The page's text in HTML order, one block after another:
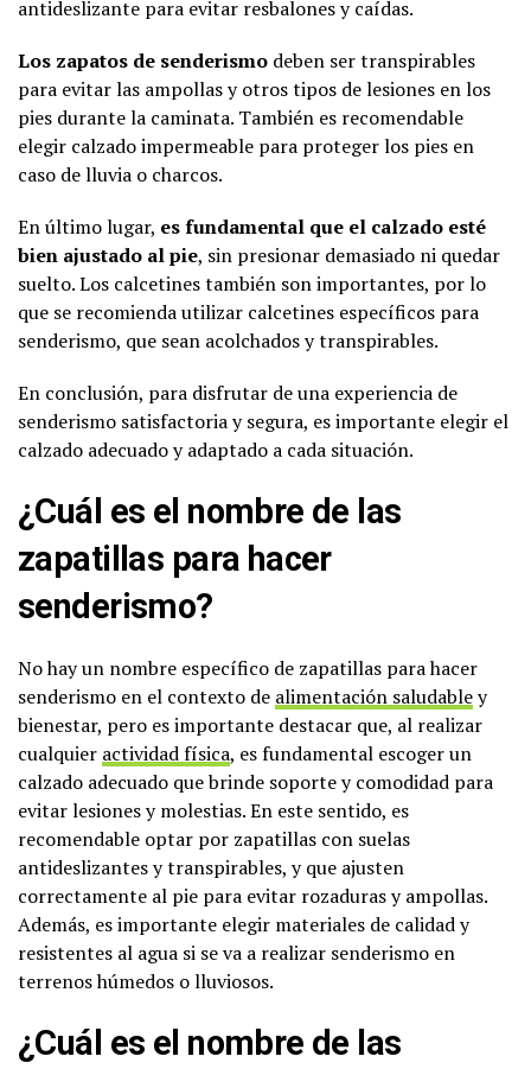
antideslizante para evitar resbalones y caídas.
Los zapatos de senderismo deben ser transpirables
para evitar las ampollas y otros tipos de lesiones en los
pies durante la caminata. También es recomendable
elegir calzado impermeable para proteger los pies en
caso de lluvia o charcos.
En último lugar, es fundamental que el calzado esté
bien ajustado al pie, sin presionar demasiado ni quedar
suelto. Los calcetines también son importantes, por lo
que se recomienda utilizar calcetines específicos para
senderismo, que sean acolchados y transpirables.
En conclusión, para disfrutar de una experiencia de
senderismo satisfactoria y segura, es importante elegir el
calzado adecuado y adaptado a cada situación.
¿Cuál es el nombre de las
zapatillas para hacer
senderismo?
No hay un nombre específico de zapatillas para hacer
senderismo en el contexto de alimentación saludabley
bienestar, pero es importante destacar que, al realizar
cualquier actividad física, es fundamental escoger un
calzado adecuado que brinde soporte y comodidad para
evitar lesiones y molestias. En este sentido, es
recomendable optar por zapatillas con suelas
antideslizantes y transpirables, y que ajusten
correctamente al pie para evitar rozaduras y ampollas.
Además, es importante elegir materiales de calidad y
resistentes al agua si se va a realizar senderismo en
terrenos húmedos o lluviosos.
¿Cuál es el nombre de las